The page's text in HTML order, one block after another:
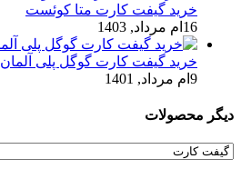
خرید گیفت کارت متا کوئست
16ام مرداد, 1403
خرید گیفت کارت گوگل پلی آلمان
9ام مرداد, 1401
دیگر محصولات